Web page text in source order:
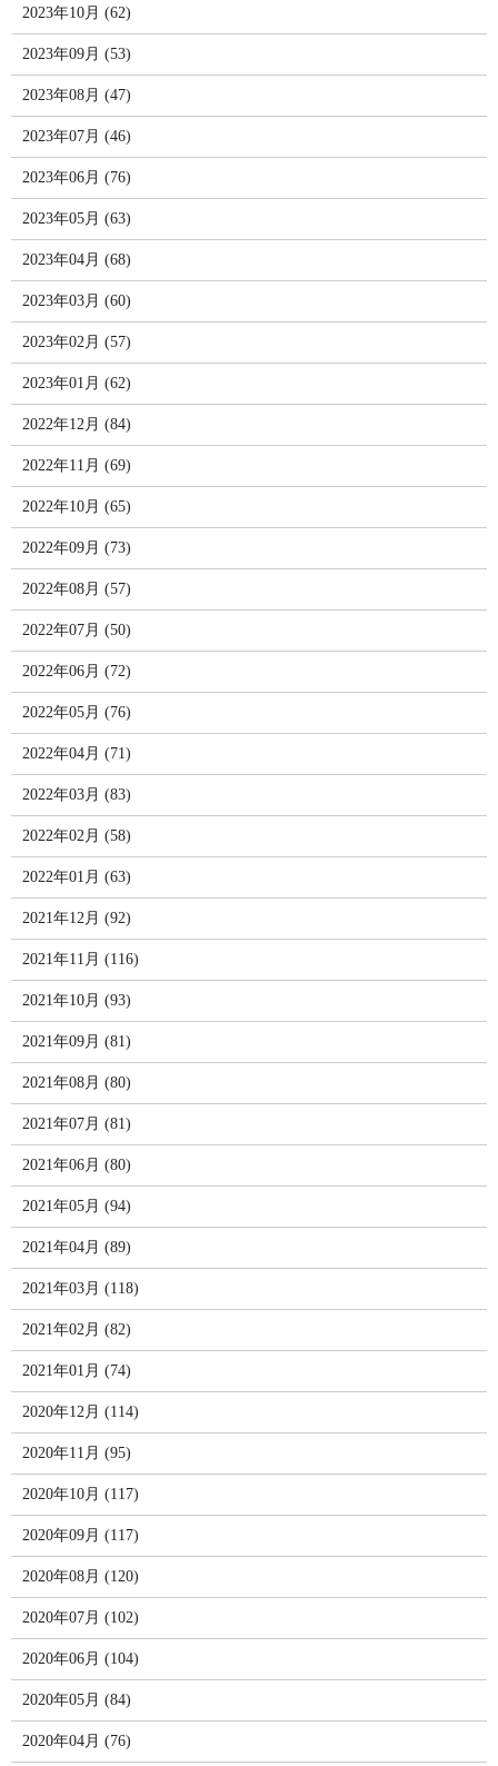
2023年10月 (62)
2023年09月 (53)
2023年08月 (47)
2023年07月 (46)
2023年06月 (76)
2023年05月 (63)
2023年04月 (68)
2023年03月 (60)
2023年02月 (57)
2023年01月 (62)
2022年12月 (84)
2022年11月 (69)
2022年10月 (65)
2022年09月 (73)
2022年08月 (57)
2022年07月 (50)
2022年06月 (72)
2022年05月 (76)
2022年04月 (71)
2022年03月 (83)
2022年02月 (58)
2022年01月 (63)
2021年12月 (92)
2021年11月 (116)
2021年10月 (93)
2021年09月 (81)
2021年08月 (80)
2021年07月 (81)
2021年06月 (80)
2021年05月 (94)
2021年04月 (89)
2021年03月 (118)
2021年02月 (82)
2021年01月 (74)
2020年12月 (114)
2020年11月 (95)
2020年10月 (117)
2020年09月 (117)
2020年08月 (120)
2020年07月 (102)
2020年06月 (104)
2020年05月 (84)
2020年04月 (76)